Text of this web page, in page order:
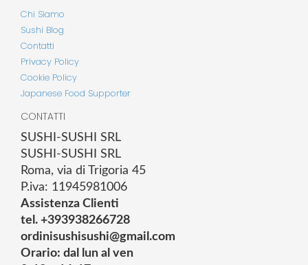
Chi Siamo
Sushi Blog
Contatti
Privacy Policy
Cookie Policy
Japanese Food Supporter
CONTATTI
SUSHI-SUSHI SRL
SUSHI-SUSHI SRL
Roma, via di Trigoria 45
P.iva: 11945981006
Assistenza Clienti
tel. +393938266728
ordinisushisushi@gmail.com
Orario: dal lun al ven